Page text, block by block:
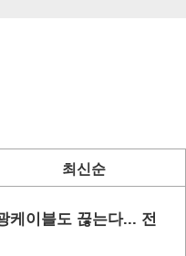
최신순
케이블도 끊는다... 전